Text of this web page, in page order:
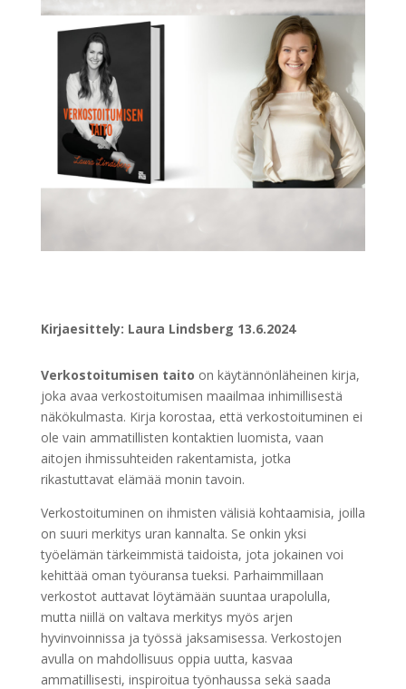
Kirjaesittely: Laura Lindsberg 13.6.2024
Verkostoitumisen taito on käytännönläheinen kirja,
joka avaa verkostoitumisen maailmaa inhimillisestä
näkökulmasta. Kirja korostaa, että verkostoituminen ei
ole vain ammatillisten kontaktien luomista, vaan
aitojen ihmissuhteiden rakentamista, jotka
rikastuttavat elämää monin tavoin.
Verkostoituminen on ihmisten välisiä kohtaamisia, joilla
on suuri merkitys uran kannalta. Se onkin yksi
työelämän tärkeimmistä taidoista, jota jokainen voi
kehittää oman työuransa tueksi. Parhaimmillaan
verkostot auttavat löytämään suuntaa urapolulla,
mutta niillä on valtava merkitys myös arjen
hyvinvoinnissa ja työssä jaksamisessa. Verkostojen
avulla on mahdollisuus oppia uutta, kasvaa
ammatillisesti, inspiroitua työnhaussa sekä saada